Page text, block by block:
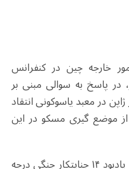
خارجه چین در کنفرانس
جمعه 26 دسامبر، در پاسخ به سوالی مبنی بر
در معبد یاسوکونی انتقاد
موضع گیری مسکو در این
وی افزود: معبد یاسوکونی که لوح یادبود ۱۴ جنایتکار جنگی درجه